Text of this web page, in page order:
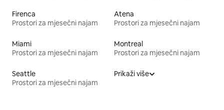
Firenca
Prostori za mjesečni najam
Atena
Prostori za mjesečni najam
Miami
Prostori za mjesečni najam
Montreal
Prostori za mjesečni najam
Seattle
Prostori za mjesečni najam
Prikaži više